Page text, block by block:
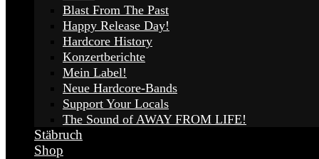
Blast From The Past
Happy Release Day!
Hardcore History
Konzertberichte
Mein Label!
Neue Hardcore-Bands
Support Your Locals
The Sound of AWAY FROM LIFE!
Stäbruch
Shop